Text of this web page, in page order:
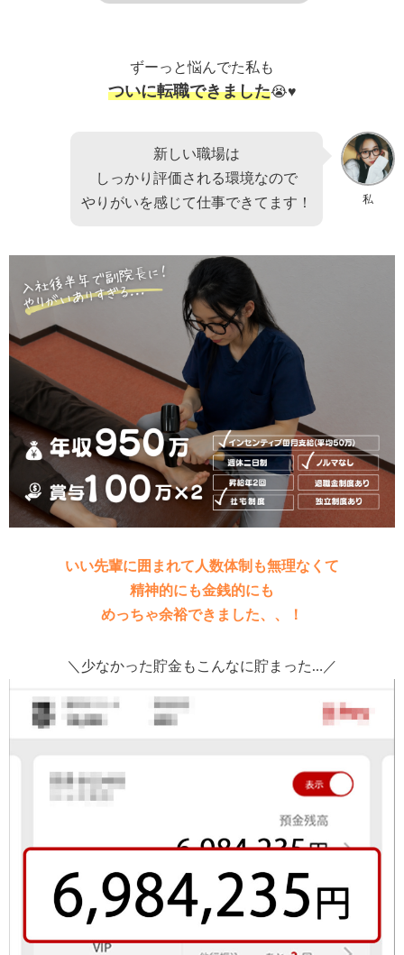
ずーっと悩んでた私も
ついに転職できました😭♥
私
新しい職場は
しっかり評価される環境なので
やりがいを感じて仕事できてます！
いい先輩に囲まれて人数体制も無理なくて
精神的にも金銭的にも
めっちゃ余裕できました、、！
＼少なかった貯金もこんなに貯まった…／